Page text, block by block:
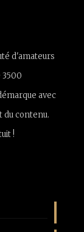
d'amateurs
3500
avec
du contenu.
!